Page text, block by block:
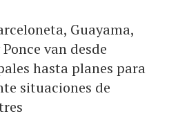
Guayama,
van desde
hasta planes para
situaciones de